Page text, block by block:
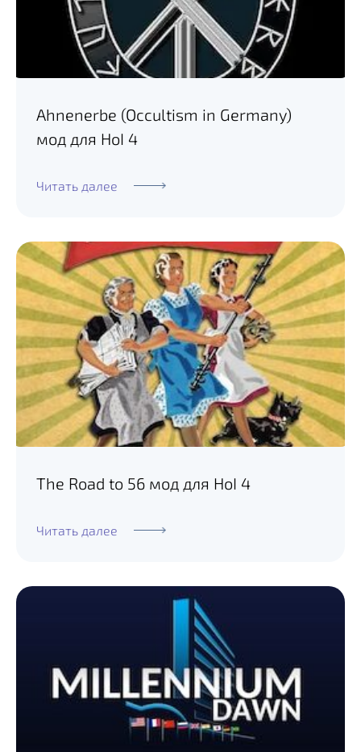
Ahnenerbe (Occultism in Germany)
мод для HoI 4
Читать далее
The Road to 56 мод для HoI 4
Читать далее